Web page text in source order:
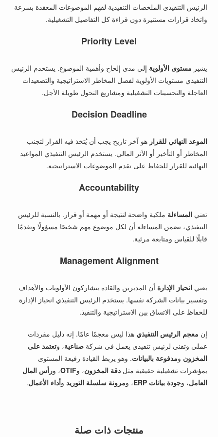
الرئيس التنفيذي الملخصات التنفيذية لفهم الموضوعات المعقدة بسرعة
واتخاذ قرارات مستنيرة دون قراءة كل التفاصيل التشغيلية.
Priority Level
يشير مستوى الأولوية إلى مدى إلحاح وأهمية الموضوع. يستخدم الرئيس
التنفيذي مستويات الأولوية لفصل المخاطر الاستراتيجية والتصعيدات
العاجلة والتحسينات التشغيلية ومشاريع التحول طويلة الأجل.
Decision Deadline
الموعد النهائي للقرار هو آخر تاريخ يجب أن يُتخذ فيه القرار لتجنب
المخاطر أو التأخير أو الأثر المالي. يستخدم الرئيس التنفيذي المواعيد
النهائية للقرار للحفاظ على تقدم الموضوعات الاستراتيجية.
Accountability
تعنيالمساءلة ملكية واضحة لنتيجة أو مهمة أو قرار. بالنسبة للرئيس
التنفيذي، تضمن المساءلة أن لكل موضوع مهم شخصًا مسؤولًا وتقدمًا
قابلًا للقياس ومتابعة مرئية.
Management Alignment
يعنيانحياز الإدارة أن المديرين والقادة يتشاركون الأولويات والأهداف
وتفسير بيانات الشركة نفسها. يستخدم الرئيس التنفيذي انحياز الإدارة
للحفاظ على الاتساق بين الاستراتيجية والتنفيذ.
إن معجم الرئيس التنفيذي هذا ليس معجمًا عامًا. إنه دليل مفردات
عملي وتقني لرئيس تنفيذي يعمل في شركةصناعية، وتعتمد على
المخزون ومدفوعة بالبيانات. وهو يربط القيادة رفيعة المستوى
بمؤشرات تشغيلية حقيقية مثلدقة المخزون، وOTIF، ورأس المال
العامل، وجودة بيانات ERP ، ومرونة سلسلة التوريد وأداء الأعمال.
منتجات ذات صلة